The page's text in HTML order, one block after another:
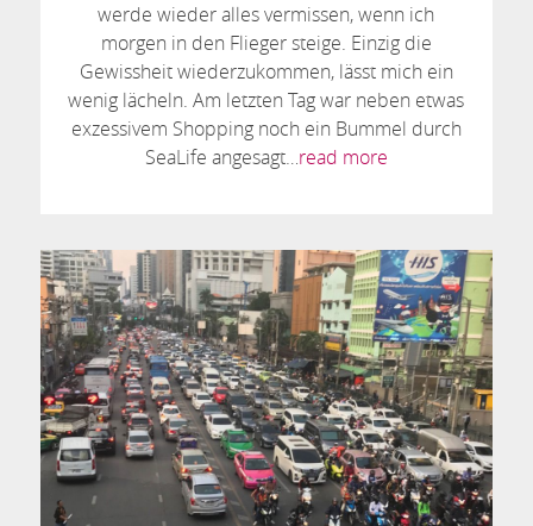
werde wieder alles vermissen, wenn ich
morgen in den Flieger steige. Einzig die
Gewissheit wiederzukommen, lässt mich ein
wenig lächeln. Am letzten Tag war neben etwas
exzessivem Shopping noch ein Bummel durch
SeaLife angesagt…read more